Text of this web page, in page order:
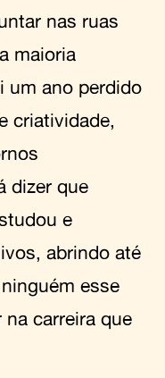
nas ruas
maioria
um ano perdido
criatividade,
dizer que
e
abrindo até
esse
carreira que